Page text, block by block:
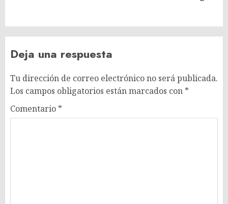
Deja una respuesta
Tu dirección de correo electrónico no será publicada.
Los campos obligatorios están marcados con *
Comentario *